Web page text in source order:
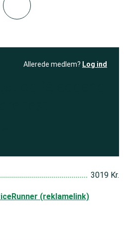
Allerede medlem? Log ind
3019 Kr.
(reklamelink)